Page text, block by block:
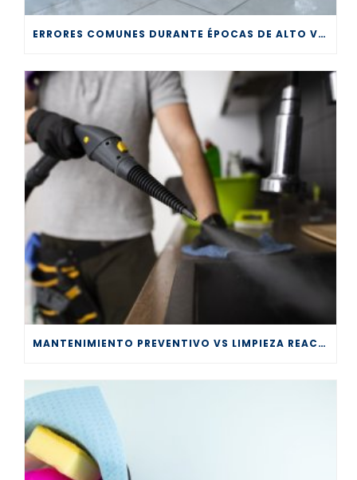
ERRORES COMUNES DURANTE ÉPOCAS DE ALTO VOLUMEN EN LA LIMPIEZA PROFESIONAL
MANTENIMIENTO PREVENTIVO VS LIMPIEZA REACTIVA